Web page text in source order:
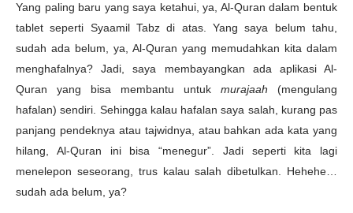
Yang paling baru yang saya ketahui, ya, Al-Quran dalam bentuk
tablet seperti Syaamil Tabz di atas. Yang saya belum tahu,
sudah ada belum, ya, Al-Quran yang memudahkan kita dalam
menghafalnya? Jadi, saya membayangkan ada aplikasi Al-
Quran yang bisa membantu untuk murajaah (mengulang
hafalan) sendiri. Sehingga kalau hafalan saya salah, kurang pas
panjang pendeknya atau tajwidnya, atau bahkan ada kata yang
hilang, Al-Quran ini bisa “menegur”. Jadi seperti kita lagi
menelepon seseorang, trus kalau salah dibetulkan. Hehehe…
sudah ada belum, ya?